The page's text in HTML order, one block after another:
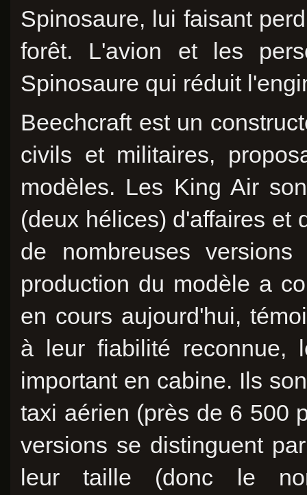
Spinosaure, lui faisant
forêt. L'avion et les
Spinosaure qui réduit
Beechcraft est un
civils et militaires,
modèles. Les King Air
(deux hélices) d'affaires et
de nombreuses
production du modèle a
en cours aujourd'hui,
à leur fiabilité reconnue,
important en cabine. Ils
taxi aérien (près de 6 500
versions se distinguent
leur taille (donc le